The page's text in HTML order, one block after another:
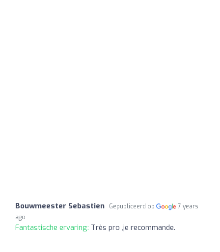
Bouwmeester Sebastien Gepubliceerd op
7 years
ago
Fantastische ervaring: Très pro ,je recommande.